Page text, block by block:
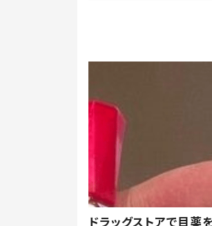
ドラッグストアで目